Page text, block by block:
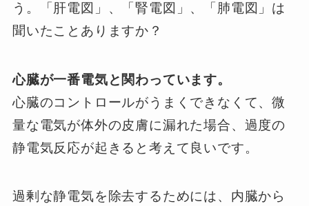
う。「肝電図」、「腎電図」、「肺電図」は
聞いたことありますか？
心臓が一番電気と関わっています。
心臓のコントロールがうまくできなくて、微
量な電気が体外の皮膚に漏れた場合、過度の
静電気反応が起きると考えて良いです。
過剰な静電気を除去するためには、内臓から